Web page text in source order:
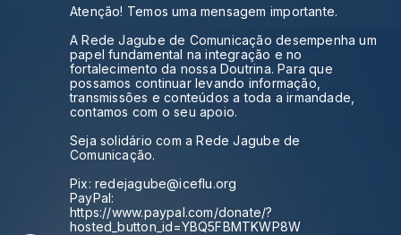
Atenção! Temos uma mensagem importante.
A Rede Jagube de Comunicação desempenha um
papel fundamental na integração e no
fortalecimento da nossa Doutrina. Para que
possamos continuar levando informação,
transmissões e conteúdos a toda a irmandade,
contamos com o seu apoio.
Seja solidário com a Rede Jagube de
Comunicação.
Pix: redejagube@iceflu.org
PayPal:
https://www.paypal.com/donate/?
hosted_button_id=YBQ5FBMTKWP8W